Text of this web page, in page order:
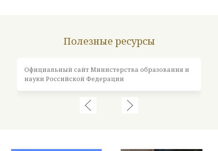
Полезные ресурсы
Официальный сайт Министерства образования и
науки Российской Федерации